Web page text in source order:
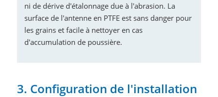
ni de dérive d'étalonnage due à l'abrasion. La
surface de l'antenne en PTFE est sans danger pour
les grains et facile à nettoyer en cas
d'accumulation de poussière.
3. Configuration de l'installation